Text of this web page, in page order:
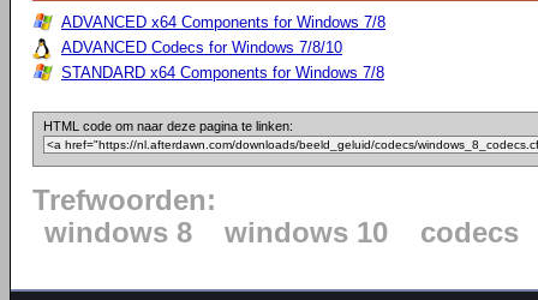
ADVANCED x64 Components for Windows 7/8
ADVANCED Codecs for Windows 7/8/10
STANDARD x64 Components for Windows 7/8
HTML code om naar deze pagina te linken:
Trefwoorden:
windows 8
windows 10 codecs